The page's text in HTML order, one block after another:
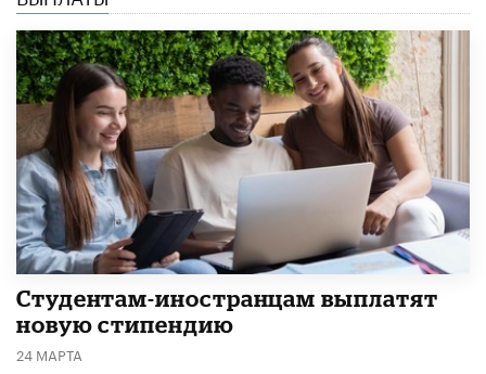
Студентам-иностранцам выплатят
новую стипендию
24 МАРТА